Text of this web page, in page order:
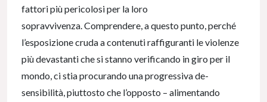
fattori più pericolosi per la loro
sopravvivenza. Comprendere, a questo punto, perché
l’esposizione cruda a contenuti raffiguranti le violenze
più devastanti che si stanno verificando in giro per il
mondo, ci stia procurando una progressiva de-
sensibilità, piuttosto che l’opposto – alimentando